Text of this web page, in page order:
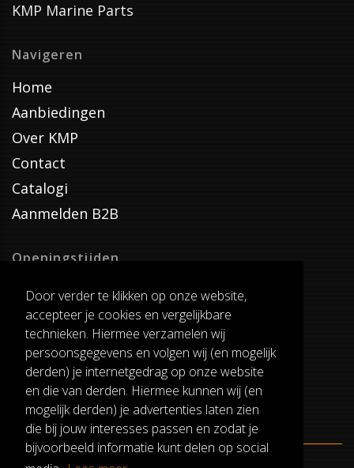
Door verder te klikken op onze website,
accepteer je cookies en vergelijkbare
technieken. Hiermee verzamelen wij
persoonsgegevens en volgen wij (en mogelijk
derden) je internetgedrag op onze website
en die van derden. Hiermee kunnen wij (en
mogelijk derden) je advertenties laten zien
die bij jouw interesses passen en zodat je
bijvoorbeeld informatie kunt delen op social
KMP Marine Parts
Navigeren
Home
Aanbiedingen
Over KMP
Contact
Catalogi
Aanmelden B2B
Openingstijden
Dinsdag T/M Zaterdag
van 8:00-17:00
Verzenddagen
Dinsdag T/M Vrijdag
Pauze
12:30-13:00